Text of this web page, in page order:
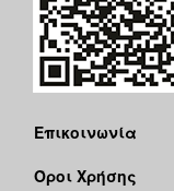
Επικοινωνία
Όροι Χρήσης